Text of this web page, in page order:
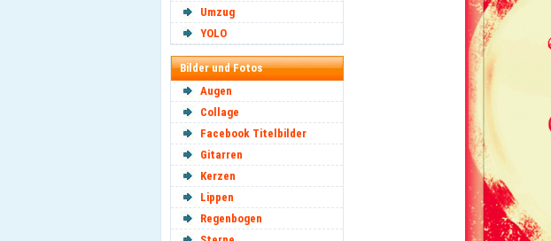
Umzug
YOLO
Bilder und Fotos
Augen
Collage
Facebook Titelbilder
Gitarren
Kerzen
Lippen
Regenbogen